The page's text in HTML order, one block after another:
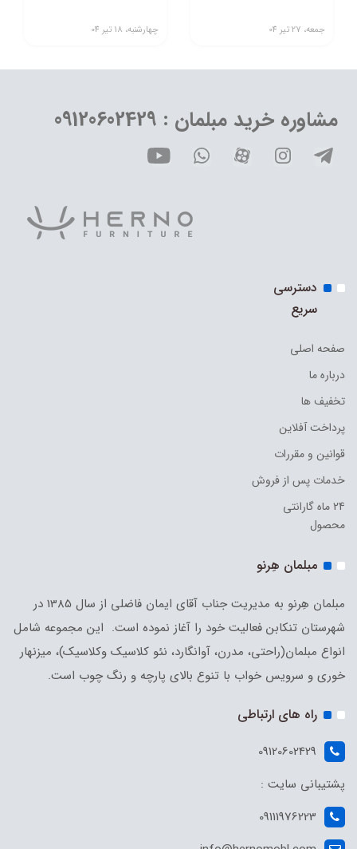
جمعه، 27 تير 04 چهارشنبه، 18 تير 04
مشاوره خرید مبلمان : 09120602429
دسترسی
سریع
صفحه اصلی
درباره ما
تخفیف ها
پرداخت آفلاین
قوانین و مقررات
خدمات پس از فروش
24 ماه گارانتی
محصول
مبلمان هِرنو
مبلمان هِرنو به مدیریت جناب آقای ایمان فاضلی از سال 1385 در
شهرستان تنکابن فعالیت خود را آغاز نموده است. این مجموعه شامل
انواع مبلمان(راحتی، مدرن، آوانگارد، نئو کلاسیک وکلاسیک)، میزنهار
خوری و سرویس خواب با تنوع بالای پارچه و رنگ چوب است.
راه های ارتباطی
09120602429
پشتیبانی سایت :
09111976223